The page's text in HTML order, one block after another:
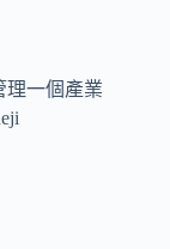
理一個產業